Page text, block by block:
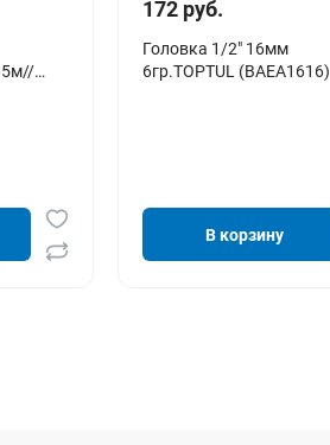
172 руб.
Головка 1/2" 16мм
6гр.TOPTUL (BAEA1616)
В корзину